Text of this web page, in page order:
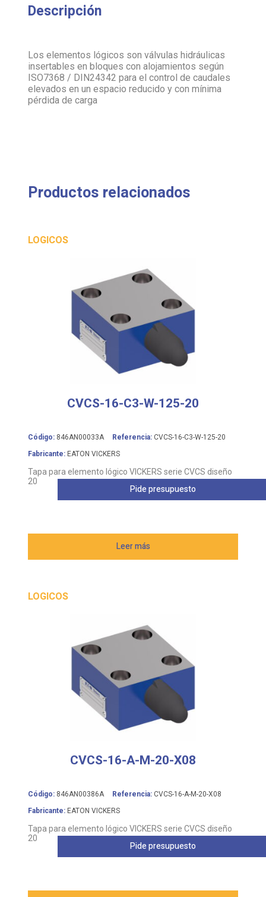
Descripción
Los elementos lógicos son válvulas hidráulicas
insertables en bloques con alojamientos según
ISO7368 / DIN24342 para el control de caudales
elevados en un espacio reducido y con mínima
pérdida de carga
Productos relacionados
LOGICOS
CVCS-16-C3-W-125-20
Código: 846AN00033A Referencia: CVCS-16-C3-W-125-20
Fabricante: EATON VICKERS
Tapa para elemento lógico VICKERS serie CVCS diseño
20
Leer más
Pide presupuesto
LOGICOS
CVCS-16-A-M-20-X08
Código: 846AN00386A Referencia: CVCS-16-A-M-20-X08
Fabricante: EATON VICKERS
Tapa para elemento lógico VICKERS serie CVCS diseño
20
Pide presupuesto